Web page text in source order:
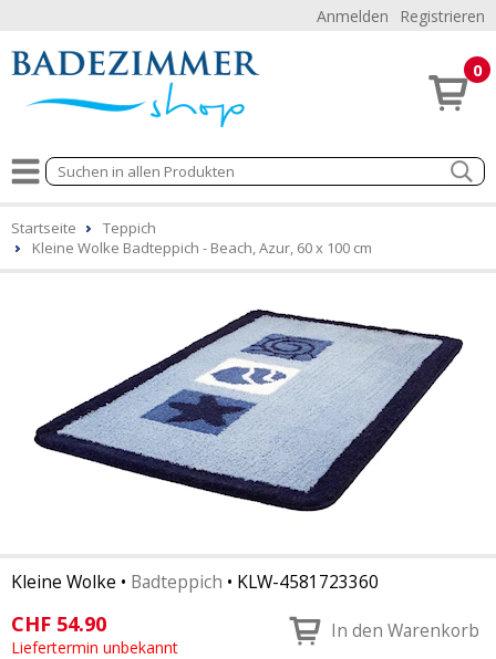
Anmelden Registrieren
0
Startseite
Teppich
Kleine Wolke Badteppich - Beach, Azur, 60 x 100 cm
Kleine Wolke • Badteppich • KLW-4581723360
CHF 54.90
Liefertermin unbekannt
In den Warenkorb